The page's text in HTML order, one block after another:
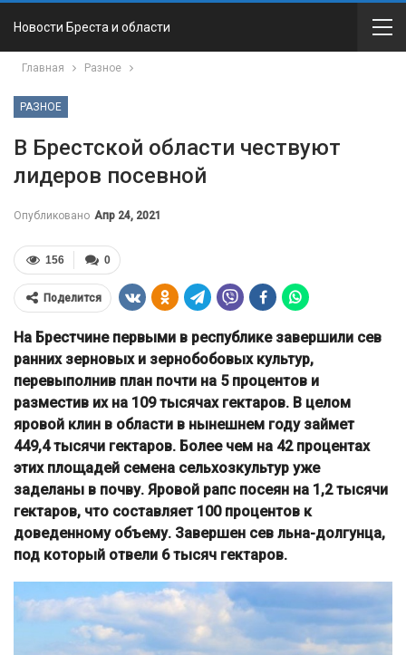
Новости Бреста и области
Главная Разное
РАЗНОЕ
В Брестской области чествуют
лидеров посевной
Опубликовано Апр 24, 2021
0
156
Поделится
На Брестчине первыми в республике завершили сев
ранних зерновых и зернобобовых культур,
перевыполнив план почти на 5 процентов и
разместив их на 109 тысячах гектаров. В целом
яровой клин в области в нынешнем году займет
449,4 тысячи гектаров. Более чем на 42 процентах
этих площадей семена сельхозкультур уже
заделаны в почву. Яровой рапс посеян на 1,2 тысячи
гектаров, что составляет 100 процентов к
доведенному объему. Завершен сев льна-долгунца,
под который отвели 6 тысяч гектаров.